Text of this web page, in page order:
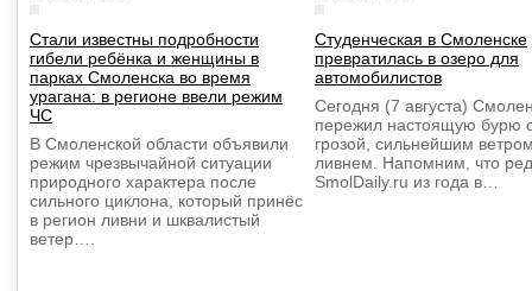
Стали известны подробности
гибели ребёнка и женщины в
парках Смоленска во время
урагана: в регионе ввели режим
ЧС
В Смоленской области объявили
режим чрезвычайной ситуации
природного характера после
сильного циклона, который принёс
в регион ливни и шквалистый
ветер….
Студенческая в Смоленске
превратилась в озеро для
автомобилистов
Сегодня (7 августа)
пережил настоящую бурю
грозой, сильнейшим
ливнем. Напомним, что
SmolDaily.ru из года в…